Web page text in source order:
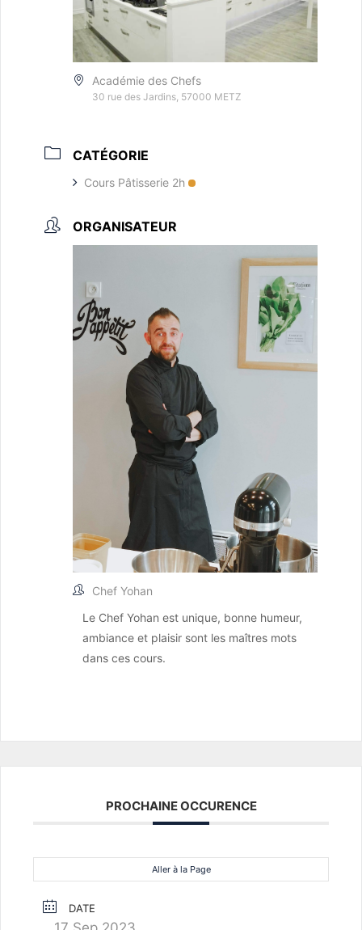
Académie des Chefs
30 rue des Jardins, 57000 METZ
CATÉGORIE
Cours Pâtisserie 2h
ORGANISATEUR
Chef Yohan
Le Chef Yohan est unique, bonne humeur,
ambiance et plaisir sont les maîtres mots
dans ces cours.
PROCHAINE OCCURENCE
Aller à la Page
DATE